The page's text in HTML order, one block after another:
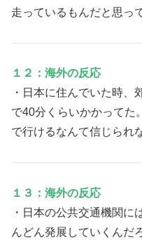
走っているもんだと思っ
１２：海外の反応
・日本に住んでいた時、
で40分くらいかかってた
で行けるなんて信じられ
１３：海外の反応
・日本の公共交通機関に
んどん発展していくんだ